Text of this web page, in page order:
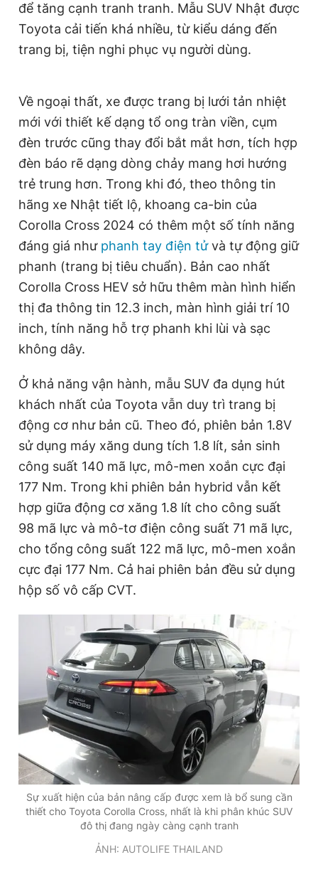
để tăng cạnh tranh tranh. Mẫu SUV Nhật được
Toyota cải tiến khá nhiều, từ kiểu dáng đến
trang bị, tiện nghi phục vụ người dùng.
Về ngoại thất, xe được trang bị lưới tản nhiệt
mới với thiết kế dạng tổ ong tràn viền, cụm
đèn trước cũng thay đổi bắt mắt hơn, tích hợp
đèn báo rẽ dạng dòng chảy mang hơi hướng
trẻ trung hơn. Trong khi đó, theo thông tin
hãng xe Nhật tiết lộ, khoang ca-bin của
Corolla Cross 2024 có thêm một số tính năng
đáng giá như phanh tay điện tửvà tự động giữ
phanh (trang bị tiêu chuẩn). Bản cao nhất
Corolla Cross HEV sở hữu thêm màn hình hiển
thị đa thông tin 12.3 inch, màn hình giải trí 10
inch, tính năng hỗ trợ phanh khi lùi và sạc
không dây.
Ở khả năng vận hành, mẫu SUV đa dụng hút
khách nhất của Toyota vẫn duy trì trang bị
động cơ như bản cũ. Theo đó, phiên bản 1.8V
sử dụng máy xăng dung tích 1.8 lít, sản sinh
công suất 140 mã lực, mô-men xoắn cực đại
177 Nm. Trong khi phiên bản hybrid vẫn kết
hợp giữa động cơ xăng 1.8 lít cho công suất
98 mã lực và mô-tơ điện công suất 71 mã lực,
cho tổng công suất 122 mã lực, mô-men xoắn
cực đại 177 Nm. Cả hai phiên bản đều sử dụng
hộp số vô cấp CVT.
Sự xuất hiện của bản nâng cấp được xem là bổ sung cần
thiết cho Toyota Corolla Cross, nhất là khi phân khúc SUV
đô thị đang ngày càng cạnh tranh
ẢNH: AUTOLIFE THAILAND